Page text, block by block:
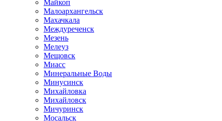
Майкоп
Малоархангельск
Махачкала
Междуреченск
Мезень
Мелеуз
Мещовск
Миасс
Минеральные Воды
Минусинск
Михайловка
Михайловск
Мичуринск
Мосальск